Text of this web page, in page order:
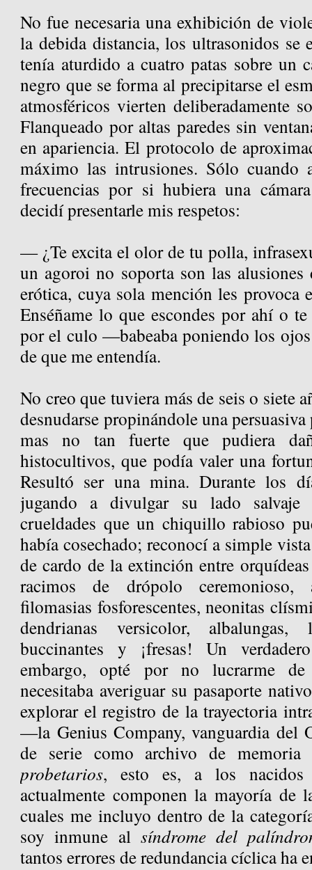
No fue necesaria una exhibición de
la debida distancia, los ultrasonidos se
tenía aturdido a cuatro patas sobre un
negro que se forma al precipitarse el
atmosféricos vierten deliberadamente
Flanqueado por altas paredes sin
en apariencia. El protocolo de
máximo las intrusiones. Sólo
frecuencias por si hubiera una
decidí presentarle mis respetos:
— ¿Te excita el olor de tu polla,
un agoroi no soporta son las
erótica, cuya sola mención les provoca
Enséñame lo que escondes por ahí o
por el culo —babeaba poniendo los
de que me entendía.
No creo que tuviera más de seis o siete
desnudarse propinándole una
mas no tan fuerte que pudiera
histocultivos, que podía valer una
Resultó ser una mina. Durante los
jugando a divulgar su lado
crueldades que un chiquillo rabioso
había cosechado; reconocí a simple
de cardo de la extinción entre
racimos de drópolo ceremonioso,
filomasias fosforescentes, neonitas
dendrianas versicolor, albalungas,
buccinantes y ¡fresas! Un
embargo, opté por no lucrarme de
necesitaba averiguar su pasaporte
explorar el registro de la trayectoria
—la Genius Company, vanguardia del
de serie como archivo de
probetarios, esto es, a los nacidos
actualmente componen la mayoría de
cuales me incluyo dentro de la
soy inmune al síndrome del
tantos errores de redundancia cíclica ha